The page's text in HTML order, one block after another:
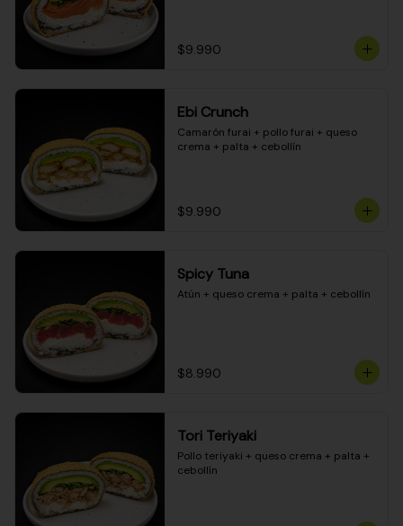
$9.990
Ebi Crunch
Camarón furai + pollo furai + queso
crema + palta + cebollín
$9.990
Spicy Tuna
Atún + queso crema + palta + cebollín
$8.990
Tori Teriyaki
Pollo teriyaki + queso crema + palta +
cebollín